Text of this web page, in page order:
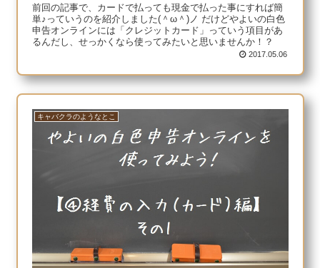
前回の記事で、カードで払っても現金で払った事にすれば簡
単♪っていうのを紹介しました(＾ω＾)ノ だけどやよいの白色
申告オンラインには「クレジットカード」っていう項目があ
るんだし、せっかくなら使ってみたいと思いませんか！？
2017.05.06
キャバクラのようなとこ